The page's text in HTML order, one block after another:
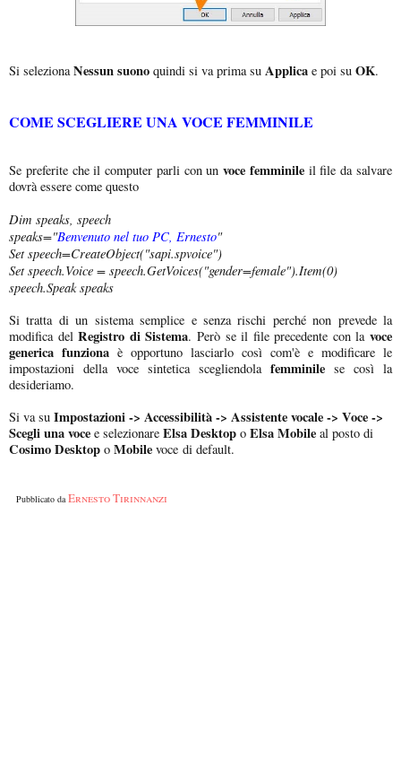
Si selezionaNessun suono quindi si va prima su Applica e poi su OK.
COME SCEGLIERE UNA VOCE FEMMINILE
Se preferite che il computer parli con unvoce femminileil file da salvare
dovrà essere come questo
Dim speaks, speech
speaks="Benvenuto nel tuo PC, Ernesto"
Set speech=CreateObject("sapi.spvoice")
Set speech.Voice = speech.GetVoices("gender=female").Item(0)
speech.Speak speaks
Si tratta di un sistema semplice e senza rischi perché non prevede la
modifica delRegistro di Sistema. Però se il file precedente con lavoce
generica funziona è opportuno lasciarlo così com'è e modificare le
impostazioni della voce sintetica scegliendola femminile se così la
desideriamo.
Si va su Impostazioni -> Accessibilità -> Assistente vocale -> Voce ->
Scegli una voce e selezionare Elsa Desktop o Elsa Mobile al posto di
Cosimo Desktop o Mobile voce di default.
Pubblicato daErnesto Tirinnanzi